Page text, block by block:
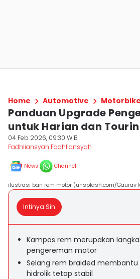
Home Automotive Motorbike
Panduan Upgrade
untuk Harian dan
04 Feb 2026, 09:30 WIB
Fadhliansyah Fadhliansyah
News Channel
ilustrasi ban rem motor (unsplash.com/Gaurav
Intinya Sih
Kampas rem merupakan
pengereman motor
Selang rem braided
hidrolik tetap stabil